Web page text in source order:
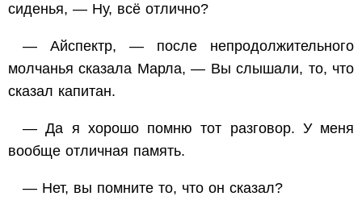
сиденья, — Ну, всё отлично?
— Айспектр, — после непродолжительного
молчанья сказала Марла, — Вы слышали, то, что
сказал капитан.
— Да я хорошо помню тот разговор. У меня
вообще отличная память.
— Нет, вы помните то, что он сказал?